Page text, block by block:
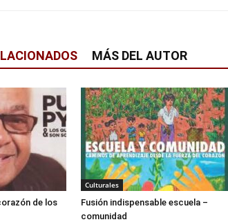
MÁS DEL AUTOR
de los
Culturales
Fusión indispensable escuela –
comunidad